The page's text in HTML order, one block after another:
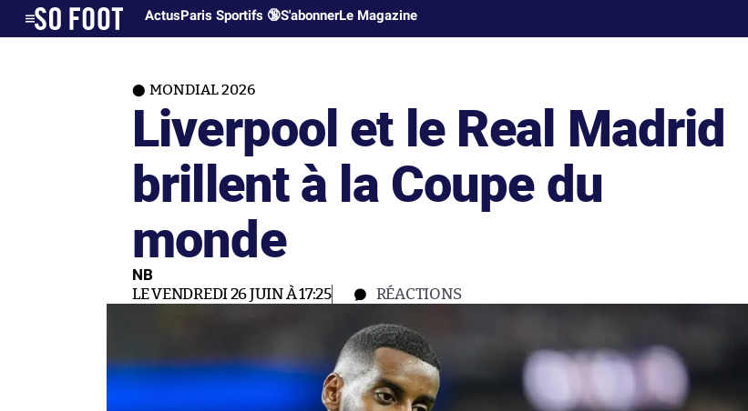
ActusParis Sportifs 🔞S'abonnerLe Magazine
MONDIAL 2026
Liverpool et le Real Madrid
brillent à la Coupe du
monde
NB
LE VENDREDI 26 JUIN À 17:25 RÉACTIONS